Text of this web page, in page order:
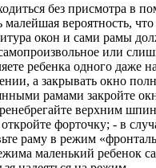
без присмотра в
вероятность,
окон и сами рамы
или
ребенка одного даже
а закрывать окно
рамами закройте
верхним
форточку; - в
раму в режим
маленький ребенок